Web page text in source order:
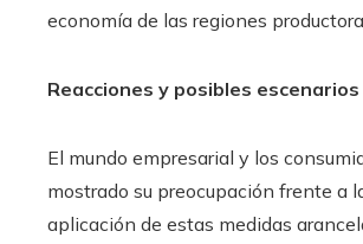
economía de las regiones
Reacciones y posibles escenarios
El mundo empresarial y los
mostrado su preocupación frente a
aplicación de estas medidas